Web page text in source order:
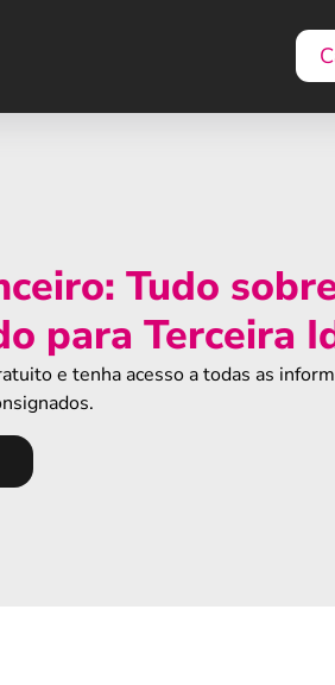
Tudo
para Terceira
e tenha acesso a todas as